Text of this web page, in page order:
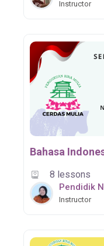
Instructor
Bahasa
8 lessons
Pendidik
Instructor